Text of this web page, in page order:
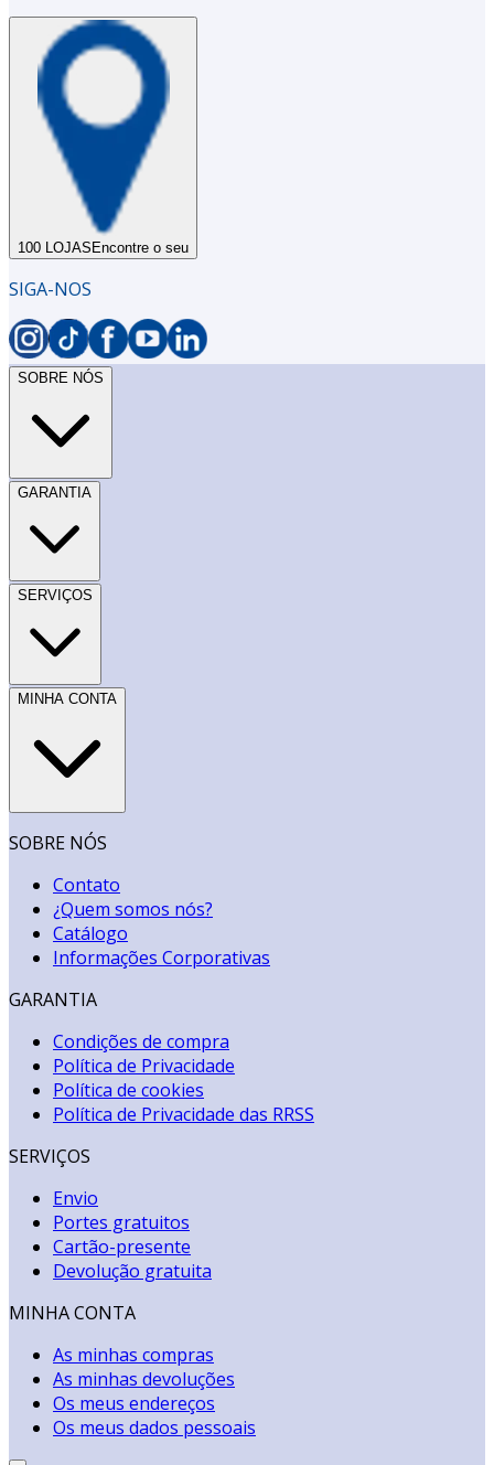
100 LOJAS Encontre o seu
SIGA-NOS
SOBRE NÓS
GARANTIA
SERVIÇOS
MINHA CONTA
SOBRE NÓS
Contato
¿Quem somos nós?
Catálogo
Informações Corporativas
GARANTIA
Condições de compra
Política de Privacidade
Política de cookies
Política de Privacidade das RRSS
SERVIÇOS
Envio
Portes gratuitos
Cartão-presente
Devolução gratuita
MINHA CONTA
As minhas compras
As minhas devoluções
Os meus endereços
Os meus dados pessoais